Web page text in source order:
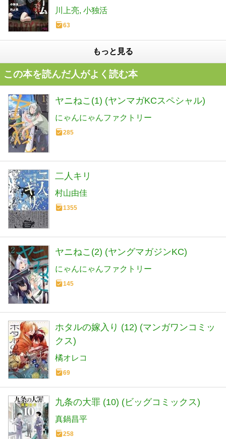
川上亮 小独活
63
もっと見る
この本を読んだ人がよく読む本
ヤニねこ(1) (ヤンマガKCスペシャル)
にゃんにゃんファクトリー
285
二人キリ
村山由佳
1355
ヤニねこ(2) (ヤングマガジンKC)
にゃんにゃんファクトリー
145
ホタルの嫁入り (12) (マンガワンコミッ
クス)
橘オレコ
69
九条の大罪 (10) (ビッグコミックス)
真鍋昌平
258